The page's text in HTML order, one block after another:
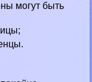
могут быть